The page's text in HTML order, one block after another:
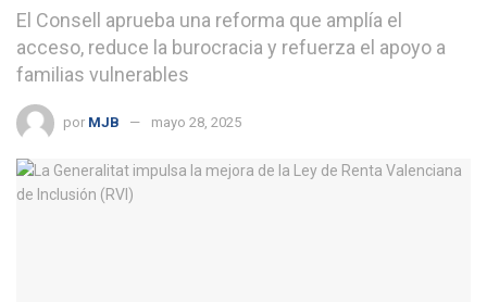
El Consell aprueba una reforma que amplía el
acceso, reduce la burocracia y refuerza el apoyo a
familias vulnerables
por MJB mayo 28, 2025